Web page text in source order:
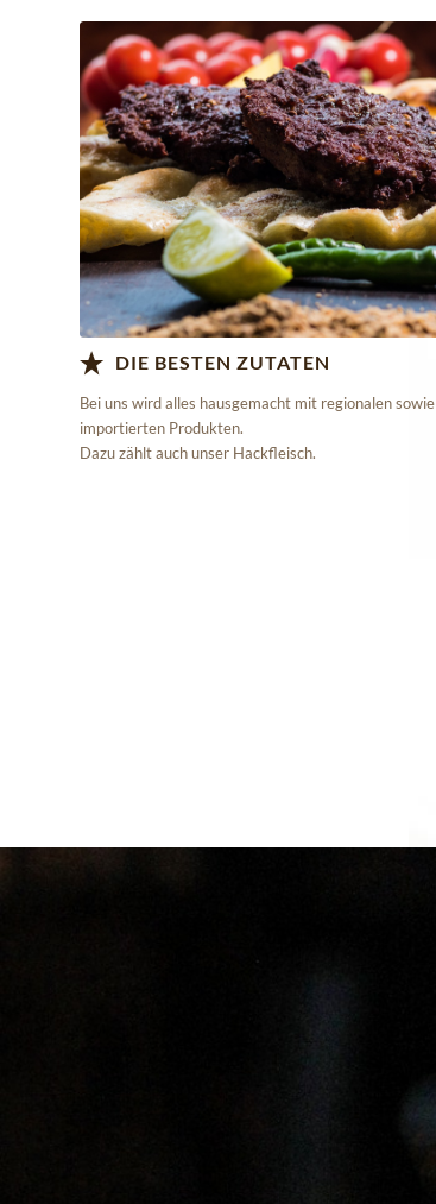
Learn more….
DIE BESTEN ZUTATEN
Bei uns wird alles hausgemacht mit regionalen sowie
importierten Produkten.
Dazu zählt auch unser Hackfleisch.